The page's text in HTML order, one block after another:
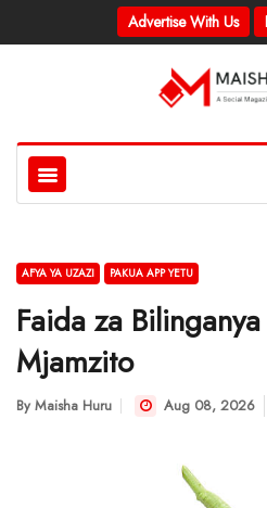
Advertise With Us
AFYA YA UZAZI PAKUA APP YETU
Faida za
Mjamzito
By Maisha Huru Aug 08, 2026